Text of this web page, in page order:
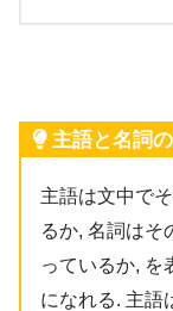
主語と名詞
主語は文中で
るか, 名詞はそ
っているか, を
になれる. 主語